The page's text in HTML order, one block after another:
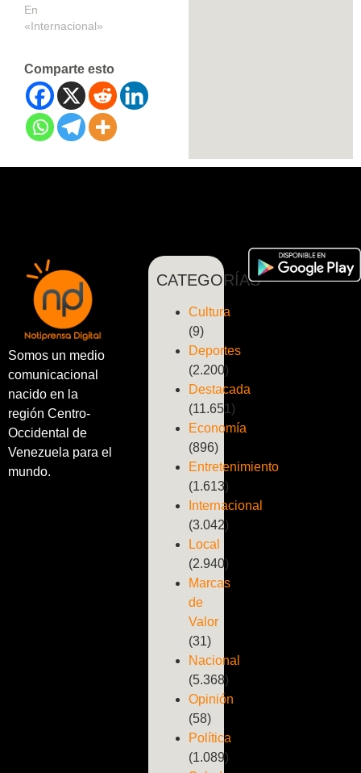
En
«Internacional»
Comparte esto
Somos un medio
comunicacional
nacido en la
región Centro-
Occidental de
Venezuela para el
mundo.
CATEGORÍAS
Cultura
(9)
Deportes
(2.200)
Destacada
(11.651)
Economía
(896)
Entretenimiento
(1.613)
Internacional
(3.042)
Local
(2.940)
Marcas
de
Valor
(31)
Nacional
(5.368)
Opinión
(58)
Política
(1.089)